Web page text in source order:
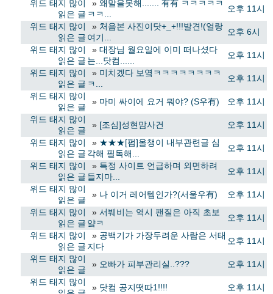
위드 태지 많이
읽은 글
» 왜말을못해....... 有有 ㅋㅋㅋㅋㅋ
ㅋㅋ...
오후 11시
위드 태지 많이
읽은 글
» 처음본 사진이닷+_+!!!발견!(얼랑
여기...
오후 6시
위드 태지 많이
읽은 글
» 대장님 월요일에 이미 떠나셨다
는...닷컴......
오후 11시
위드 태지 많이
읽은 글
» 미치겠다 보옄ㅋㅋㅋㅋㅋㅋㅋㅋ
ㅋ...
오후 11시
위드 태지 많이
읽은 글
» 마미 싸이에 요거 뭐야? (S우有)
오후 11시
위드 태지 많이
읽은 글
» [조심]성현맘사건
오후 11시
위드 태지 많이
읽은 글
» ★★★[펌]올챙이 내부관련글 심
각해 필독해...
오후 11시
위드 태지 많이
읽은 글
» 특정 사이트 언급하며 외면하려
들지마...
오후 11시
위드 태지 많이
읽은 글
» 나 이거 레어템인가?(서울우有)
오후 11시
위드 태지 많이
읽은 글
» 서붸비는 역시 팬질은 아직 초보
얔ㅋ
오후 11시
위드 태지 많이
읽은 글
» 공백기가 가장두려운 사람은 서태
지다
오후 11시
위드 태지 많이
읽은 글
» 오빠가 피부관리실..???
오후 11시
위드 태지 많이
» 닷컴 공지떳따1!!!! 오후 11시